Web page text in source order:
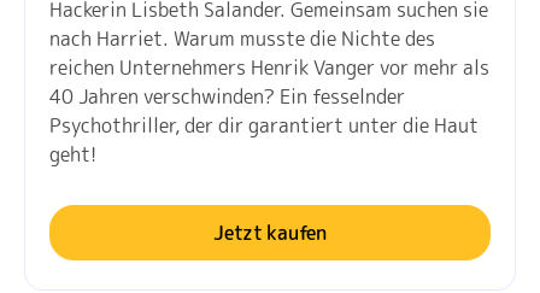
Hackerin Lisbeth Salander. Gemeinsam suchen sie
nach Harriet. Warum musste die Nichte des
reichen Unternehmers Henrik Vanger vor mehr als
40 Jahren verschwinden? Ein fesselnder
Psychothriller, der dir garantiert unter die Haut
geht!
Jetzt kaufen